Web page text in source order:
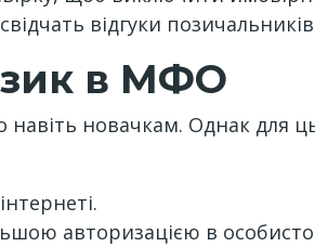
відгуки
в МФО
новачкам. Однак для
авторизацією в